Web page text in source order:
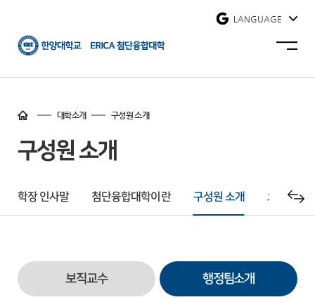
에리카
첨단융합대학
열기
LANGUAGE
바로가기
대학소개 구성원 소개
구성원 소개
학장 인사말 첨단융합대학이란 구성원 소개 오시는길
보직교수 행정팀소개